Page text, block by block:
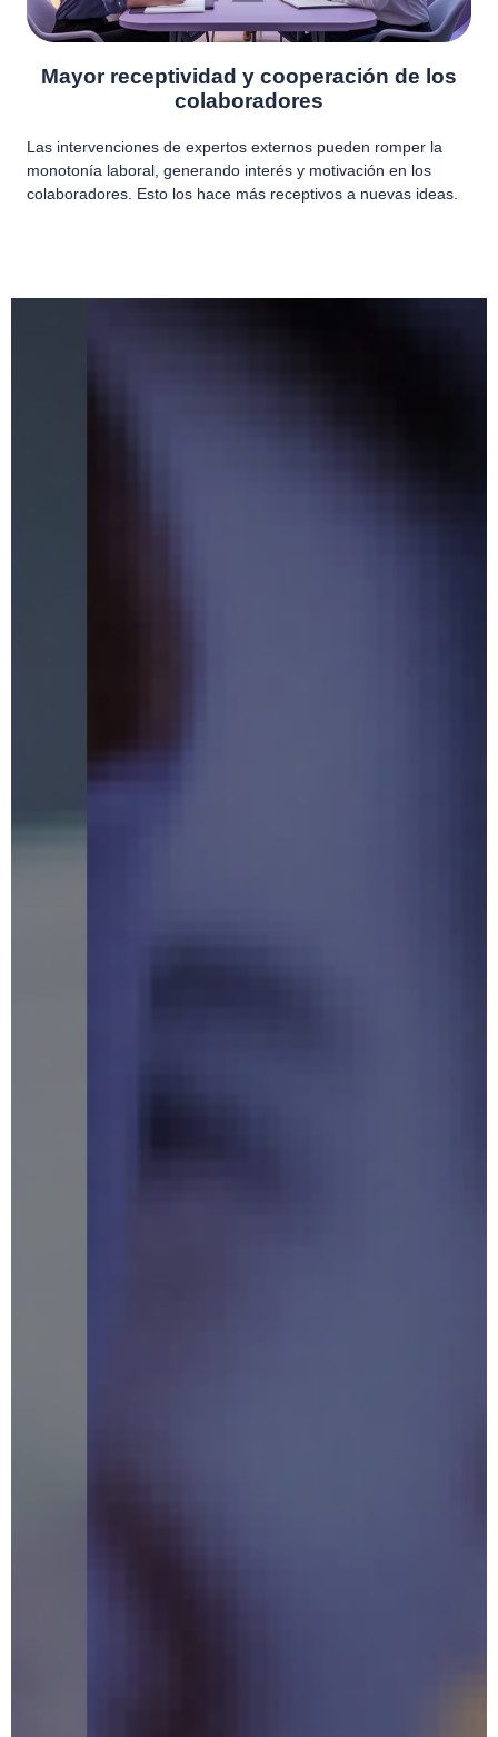
Mayor receptividad y cooperación de los
colaboradores
Las intervenciones de expertos externos pueden romper la
monotonía laboral, generando interés y motivación en los
colaboradores. Esto los hace más receptivos a nuevas ideas.